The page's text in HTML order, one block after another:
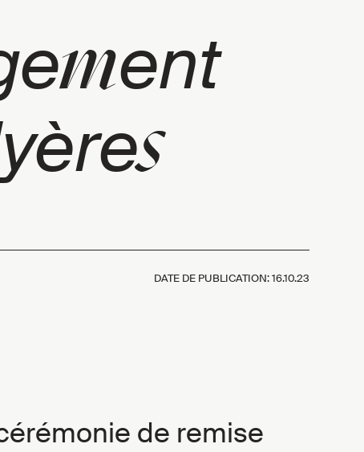
ment
s
DATE DE PUBLICATION:16.10.23
de remise